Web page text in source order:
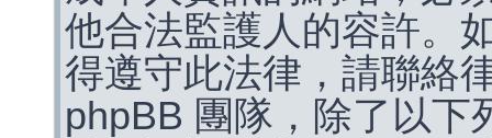
他合法監護人的容許。
得遵守此法律，請聯絡
phpBB 團隊，除了以下